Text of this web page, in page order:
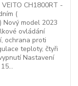
CH1800RT -
(
Nový model 2023
ovládání
ochrana proti
teploty, čtyři
Nastavení